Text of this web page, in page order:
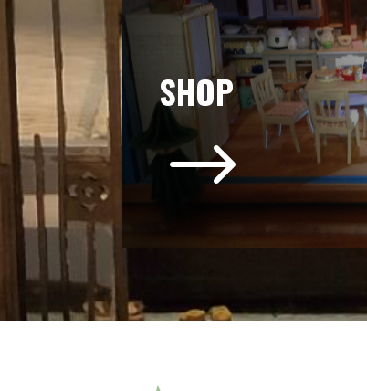
SHOP
$